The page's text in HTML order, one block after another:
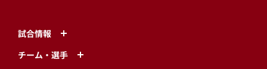
試合情報
チーム・選手